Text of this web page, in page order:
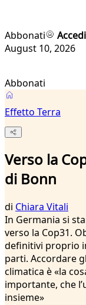
Abbonati
Accedi
August 10, 2026
Abbonati
Effetto Terra
Verso la
di Bonn
di Chiara Vitali
In Germania si
verso la Cop31.
definitivi proprio
parti. Accordare
climatica è «la
importante, che
insieme»